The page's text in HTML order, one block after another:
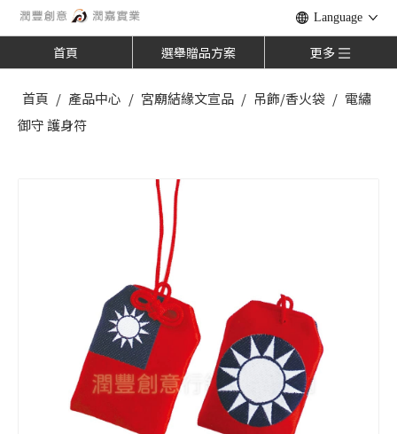
Language
首頁 選舉贈品方案 更多
首頁 / 產品中心 / 宮廟結緣文宣品 / 吊飾/香火袋 / 電繡
御守 護身符